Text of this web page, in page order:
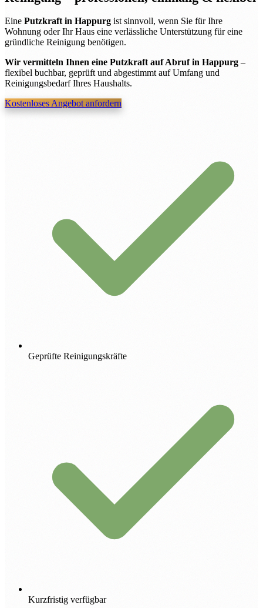
Eine Putzkraft in Happurg ist sinnvoll, wenn Sie für Ihre
Wohnung oder Ihr Haus eine verlässliche Unterstützung für eine
gründliche Reinigung benötigen.
Wir vermitteln Ihnen eine Putzkraft auf Abruf in Happurg–
flexibel buchbar, geprüft und abgestimmt auf Umfang und
Reinigungsbedarf Ihres Haushalts.
Kostenloses Angebot anfordern
Geprüfte Reinigungskräfte
Kurzfristig verfügbar